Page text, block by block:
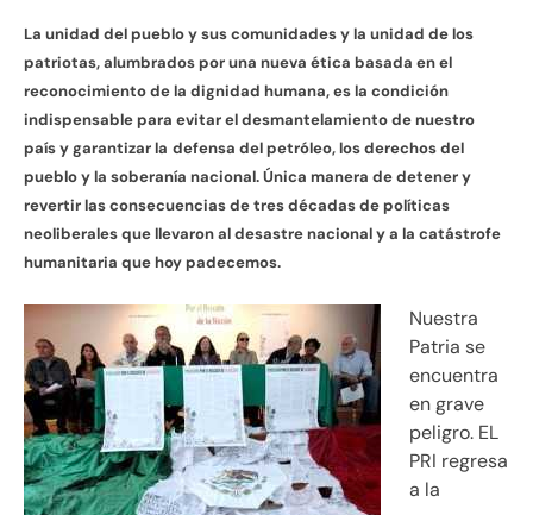
La unidad del pueblo y sus comunidades y la unidad de los
patriotas, alumbrados por una nueva ética basada en el
reconocimiento de la dignidad humana, es la condición
indispensable para evitar el desmantelamiento de nuestro
país y garantizar la defensa del petróleo, los derechos del
pueblo y la soberanía nacional. Única manera de detener y
revertir las consecuencias de tres décadas de políticas
neoliberales que llevaron al desastre nacional y a la catástrofe
humanitaria que hoy padecemos.
Nuestra
Patria se
encuentra
en grave
peligro. EL
PRI regresa
a la